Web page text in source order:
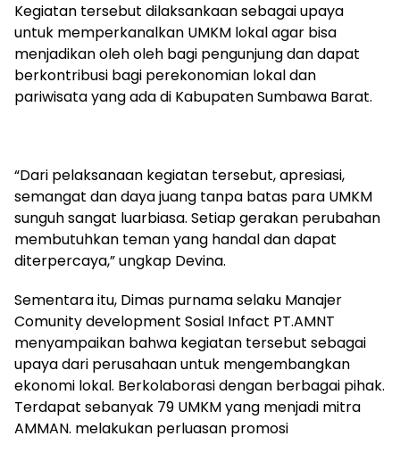
Kegiatan tersebut dilaksankaan sebagai upaya
untuk memperkanalkan UMKM lokal agar bisa
menjadikan oleh oleh bagi pengunjung dan dapat
berkontribusi bagi perekonomian lokal dan
pariwisata yang ada di Kabupaten Sumbawa Barat.
“Dari pelaksanaan kegiatan tersebut, apresiasi,
semangat dan daya juang tanpa batas para UMKM
sunguh sangat luarbiasa. Setiap gerakan perubahan
membutuhkan teman yang handal dan dapat
diterpercaya,” ungkap Devina.
Sementara itu, Dimas purnama selaku Manajer
Comunity development Sosial Infact PT.AMNT
menyampaikan bahwa kegiatan tersebut sebagai
upaya dari perusahaan untuk mengembangkan
ekonomi lokal. Berkolaborasi dengan berbagai pihak.
Terdapat sebanyak 79 UMKM yang menjadi mitra
AMMAN. melakukan perluasan promosi